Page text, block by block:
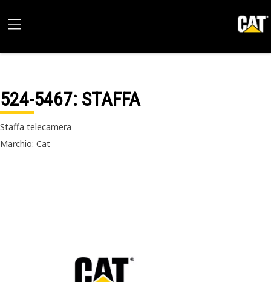
524-5467: STAFFA
Staffa telecamera
Marchio: Cat